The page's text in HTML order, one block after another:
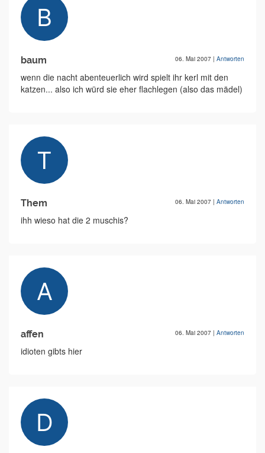
baum 06. Mai 2007 | Antworten
wenn die nacht abenteuerlich wird spielt ihr kerl mit den
katzen... also ich würd sie eher flachlegen (also das mädel)
Them 06. Mai 2007 | Antworten
ihh wieso hat die 2 muschis?
affen 06. Mai 2007 | Antworten
idioten gibts hier